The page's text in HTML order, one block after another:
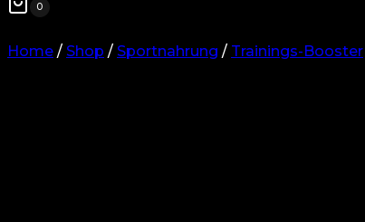
0
Home / Shop / Sportnahrung / Trainings-Booster